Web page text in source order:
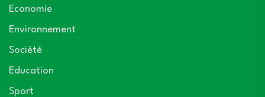
Economie
Environnement
Société
Education
Sport